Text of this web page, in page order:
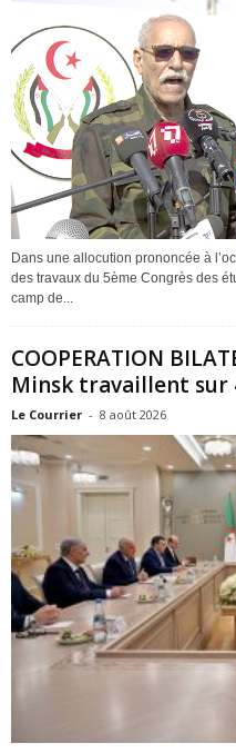
Dans une allocution prononcée à
des travaux du 5ème Congrès des
camp de...
COOPERATION
Minsk travaillent
Le Courrier - 8 août 2026